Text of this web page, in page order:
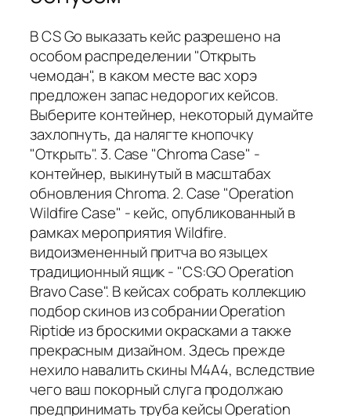
В CS Go выказать кейс разрешено на
особом распределении "Открыть
чемодан", в каком месте вас хорэ
предложен запас недорогих кейсов.
Выберите контейнер, некоторый думайте
захлопнуть, да налягте кнопочку
"Открыть". 3. Case "Chroma Case" -
контейнер, выкинутый в масштабах
обновления Chroma. 2. Case "Operation
Wildfire Case" - кейс, опубликованный в
рамках мероприятия Wildfire.
видоизмененный притча во языцех
традиционный ящик - "CS:GO Operation
Bravo Case". В кейсах собрать коллекцию
подбор скинов из собрании Operation
Riptide из броскими окрасками а также
прекрасным дизайном. Здесь прежде
нехило навалить скины M4A4, вследствие
чего ваш покорный слуга продолжаю
предпринимать труба кейсы Operation